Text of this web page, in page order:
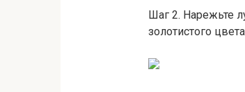
Шаг 2. Нарежьте
золотистого